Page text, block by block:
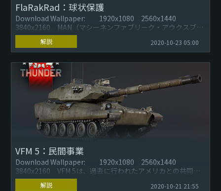
FlaRakRad：球状保護
Download Wallpaper: 1920x1080 2560x1440
3840x2160 MAN（マシーネンファブリーク・アウクスブル
ク・ニュルンベルク）社が開発したト...
解説 2020-10-23 05:00
VFM 5：民間事業
Download Wallpaper: 1920x1080 2560x1440
3840x2160 VFM 5は、過去に行われたアメリカとの共同開
発プロジェクトをベースに、198...
解説 2020-10-21 21:55